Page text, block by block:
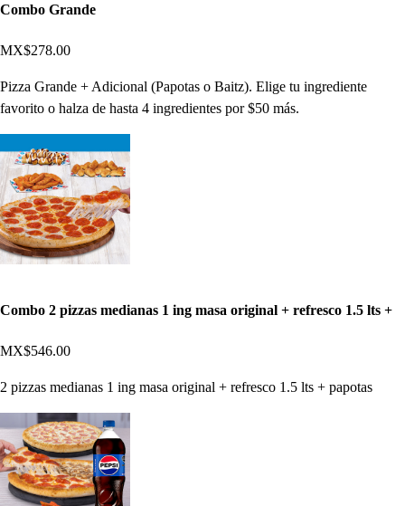
Combo Grande
MX$278.00
Pizza Grande + Adicional (Papotas o Baitz). Elige tu ingrediente
favorito o halza de hasta 4 ingredientes por $50 más.
Combo 2 pizzas medianas 1 ing masa original + refresco 1.5 lts +
MX$546.00
2 pizzas medianas 1 ing masa original + refresco 1.5 lts + papotas